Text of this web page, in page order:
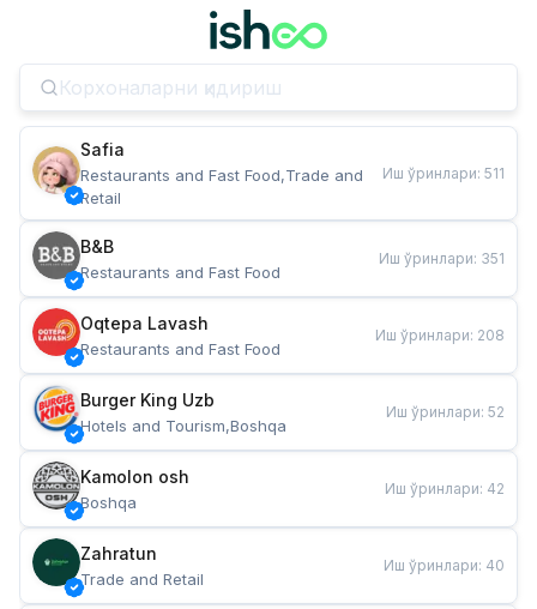
Safia
Restaurants and Fast Food,Trade and
Retail
Иш ўринлари: 511
B&B
Restaurants and Fast Food
Иш ўринлари: 351
Oqtepa Lavash
Restaurants and Fast Food
Иш ўринлари: 208
Burger King Uzb
Hotels and Tourism,Boshqa
Иш ўринлари: 52
Kamolon osh
Boshqa
Иш ўринлари: 42
Zahratun
Trade and Retail
Иш ўринлари: 40